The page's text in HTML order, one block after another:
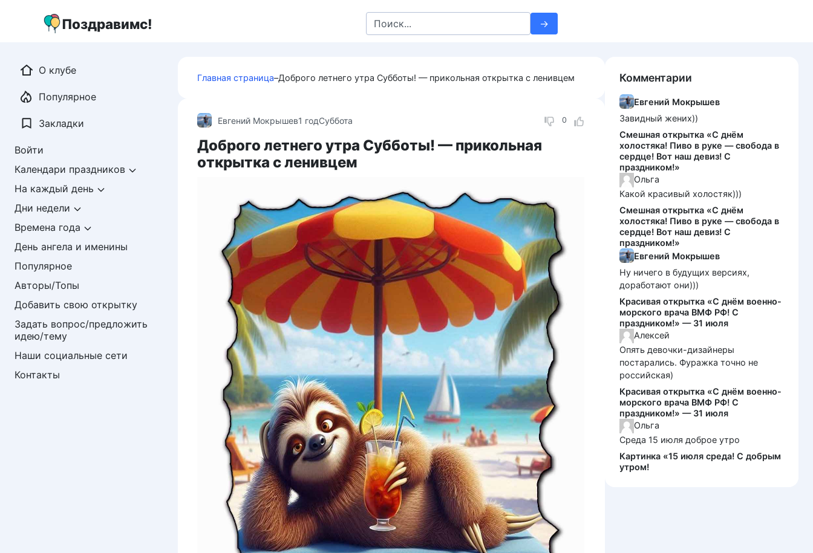
Поздравимс!
Search
for:
Главная страница–Доброго летнего утра Субботы! — прикольная открытка с ленивцем
0
Евгений Мокрышев1 годСуббота
Доброго летнего утра Субботы! — прикольная
открытка с ленивцем
О клубе
Популярное
Закладки
Войти
Календари праздников
На каждый день
Дни недели
Времена года
День ангела и именины
Популярное
Авторы/Топы
Добавить свою открытку
Задать вопрос/предложить
идею/тему
Наши социальные сети
Контакты
Комментарии
Евгений Мокрышев
Завидный жених))
Смешная открытка «С днём
холостяка! Пиво в руке — свобода в
сердце! Вот наш девиз! С
праздником!»
Ольга
Какой красивый холостяк)))
Смешная открытка «С днём
холостяка! Пиво в руке — свобода в
сердце! Вот наш девиз! С
праздником!»
Евгений Мокрышев
Ну ничего в будущих версиях,
доработают они)))
Красивая открытка «С днём военно-
морского врача ВМФ РФ! С
праздником!» — 31 июля
Алексей
Опять девочки-дизайнеры
постарались. Фуражка точно не
российская)
Красивая открытка «С днём военно-
морского врача ВМФ РФ! С
праздником!» — 31 июля
Ольга
Среда 15 июля доброе утро
Картинка «15 июля среда! С добрым
утром!